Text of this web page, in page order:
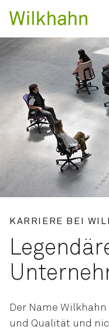
KARRIERE BEI
Der Name
und Qualität und